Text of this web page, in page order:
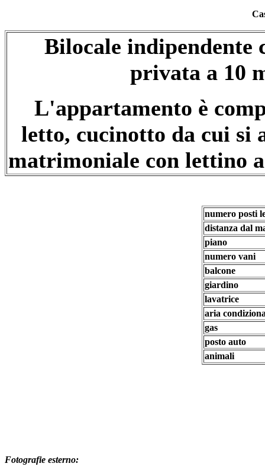
Bilocale indipendente
privata a 10
L'appartamento è
letto, cucinotto da cui si
matrimoniale con lettino
numero posti
distanza dal
piano
numero vani
balcone
giardino
lavatrice
aria
gas
posto auto
animali
Fotografie esterno: